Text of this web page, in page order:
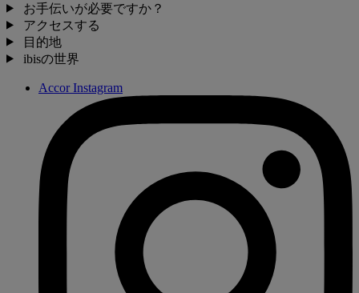
お手伝いが必要ですか？
アクセスする
目的地
ibisの世界
Accor Instagram